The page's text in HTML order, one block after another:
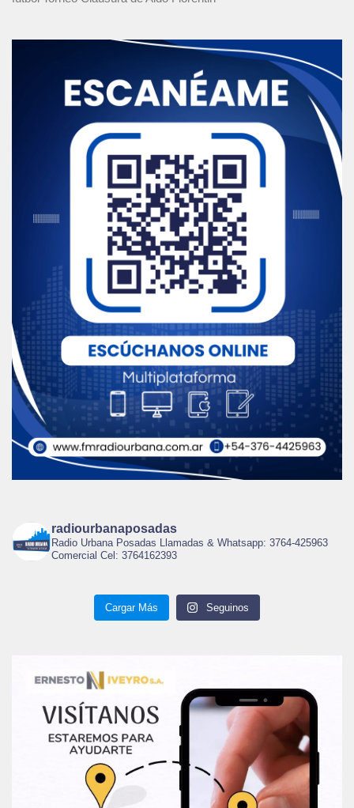
radiourbanaposadas
Radio Urbana Posadas Llamadas & Whatsapp: 3764-425963
Comercial Cel: 3764162393
Cargar Más Seguinos